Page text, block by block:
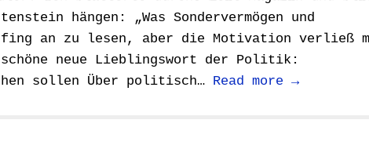
hängen: „Was Sondervermögen und
an zu lesen, aber die Motivation verließ
neue Lieblingswort der Politik:
sollen Über politisch… Read more →